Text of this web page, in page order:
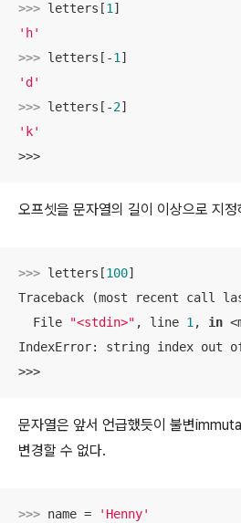
>>> letters[1
'h'
>>> letters[-1
'd'
>>> letters[-2
'k'
>>>
오프셋을 문자열의 길이 이상으로 지
>>> letters[100]
Traceback (most recent call
  File
"<stdin>" , line 1 , in
IndexError: string index out
>>>
문자열은 앞서 언급했듯이 불변
변경할 수 없다.
>>> name =
'Henny'